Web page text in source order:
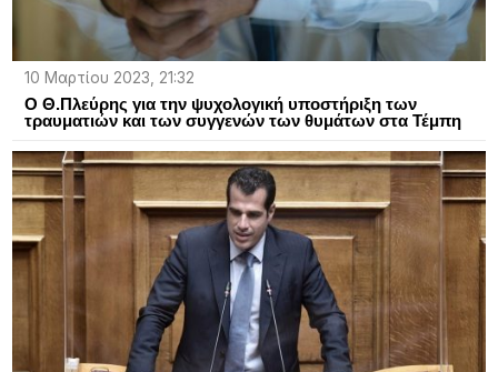
10 Μαρτίου 2023, 21:32
Ο Θ.Πλεύρης για την ψυχολογική υποστήριξη των
τραυματιών και των συγγενών των θυμάτων στα Τέμπη